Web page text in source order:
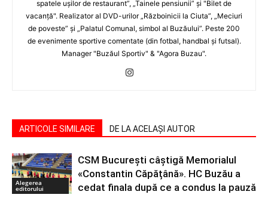
spatele uşilor de restaurant”, „Tainele pensiunii” şi "Bilet de
vacanţă". Realizator al DVD-urilor „Războinicii la Ciuta”, „Meciuri
de poveste” şi „Palatul Comunal, simbol al Buzăului”. Peste 200
de evenimente sportive comentate (din fotbal, handbal şi futsal).
Manager "Buzăul Sportiv" & "Agora Buzau".
ARTICOLE SIMILARE DE LA ACELAȘI AUTOR
Alegerea
editorului
CSM București câștigă Memorialul
«Constantin Căpățână». HC Buzău a
cedat finala după ce a condus la pauză